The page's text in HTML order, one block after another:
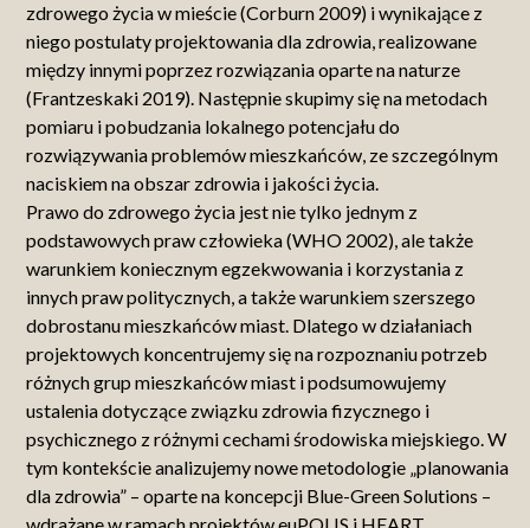
zdrowego życia w mieście (Corburn 2009) i wynikające z
niego postulaty projektowania dla zdrowia, realizowane
między innymi poprzez rozwiązania oparte na naturze
(Frantzeskaki 2019). Następnie skupimy się na metodach
pomiaru i pobudzania lokalnego potencjału do
rozwiązywania problemów mieszkańców, ze szczególnym
naciskiem na obszar zdrowia i jakości życia.
Prawo do zdrowego życia jest nie tylko jednym z
podstawowych praw człowieka (WHO 2002), ale także
warunkiem koniecznym egzekwowania i korzystania z
innych praw politycznych, a także warunkiem szerszego
dobrostanu mieszkańców miast. Dlatego w działaniach
projektowych koncentrujemy się na rozpoznaniu potrzeb
różnych grup mieszkańców miast i podsumowujemy
ustalenia dotyczące związku zdrowia fizycznego i
psychicznego z różnymi cechami środowiska miejskiego. W
tym kontekście analizujemy nowe metodologie „planowania
dla zdrowia” – oparte na koncepcji Blue-Green Solutions –